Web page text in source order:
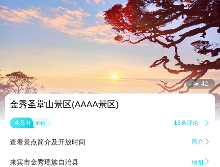
 42
金秀圣堂山景区(AAAA景区)
4.5 分 不错 13条评论 
查看景点简介及开放时间 简介 
来宾市金秀瑶族自治县 地图 
